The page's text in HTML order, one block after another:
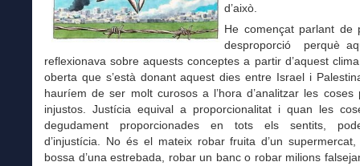
d’això.
He començat parlant de
desproporció perquè
reflexionava sobre aquests conceptes a partir d’aquest
oberta que s’està donant aquest dies entre Israel i
hauríem de ser molt curosos a l’hora d’analitzar les coses
injustos. Justícia equival a proporcionalitat i quan les
degudament proporcionades en tots els sentits,
d’injustícia. No és el mateix robar fruita d’un
bossa d’una estrebada, robar un banc o robar milions